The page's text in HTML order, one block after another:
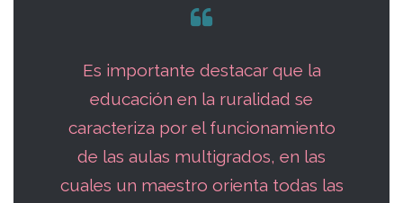
Es importante destacar que la
educación en la ruralidad se
caracteriza por el funcionamiento
de las aulas multigrados, en las
cuales un maestro orienta todas las